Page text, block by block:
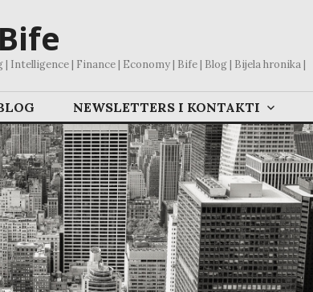
Bife
Intelligence | Finance | Economy | Bife | Blog | Bijela hronika |
NEWSLETTERS I KONTAKTI